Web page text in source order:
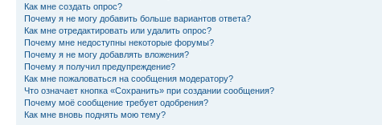
Как мне создать опрос?
Почему я не могу добавить больше вариантов ответа?
Как мне отредактировать или удалить опрос?
Почему мне недоступны некоторые форумы?
Почему я не могу добавлять вложения?
Почему я получил предупреждение?
Как мне пожаловаться на сообщения модератору?
Что означает кнопка «Сохранить» при создании сообщения?
Почему моё сообщение требует одобрения?
Как мне вновь поднять мою тему?